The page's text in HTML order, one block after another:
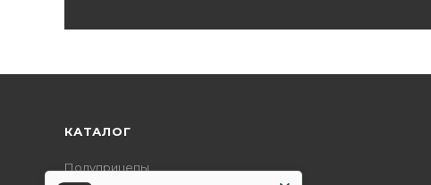
КАТАЛОГ
Полуприцепы